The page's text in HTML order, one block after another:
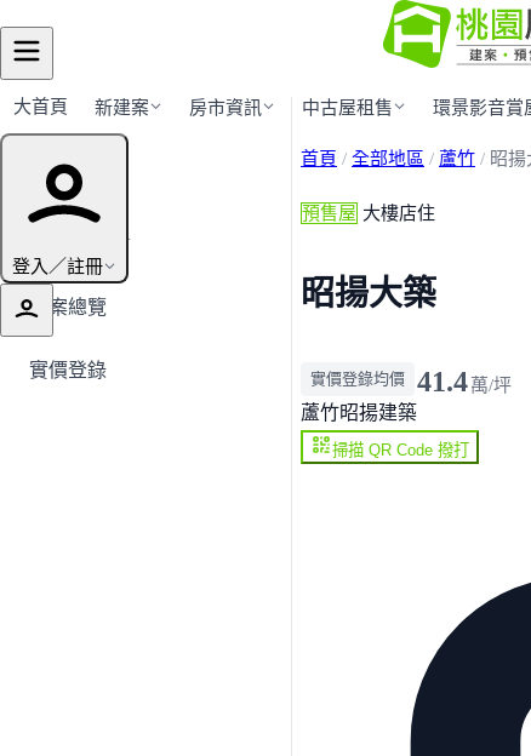
大首頁 新建案 房市資訊 中古屋租售 環景影音賞
登入／註冊
建案導覽
← 返回蘆竹
建案總覽
實價登錄
首頁 / 全部地區 / 蘆竹 / 昭揚
預售屋 大樓店住
昭揚大築
實價登錄均價 41.4萬/坪
蘆竹昭揚建築
掃描 QR Code 撥打